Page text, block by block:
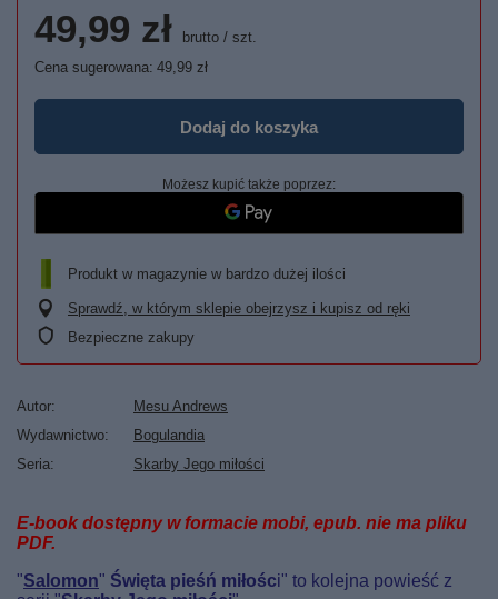
49,99 zł brutto / szt.
Cena sugerowana: 49,99 zł
Dodaj do koszyka
Możesz kupić także poprzez:
Produkt w magazynie w bardzo dużej ilości
Sprawdź, w którym sklepie obejrzysz i kupisz od ręki
Bezpieczne zakupy
Autor
Mesu Andrews
Wydawnictwo
Bogulandia
Seria
Skarby Jego miłości
E-book dostępny w formacie mobi, epub. nie ma pliku
PDF.
"Salomon" Święta pieśń miłości" to kolejna powieść z